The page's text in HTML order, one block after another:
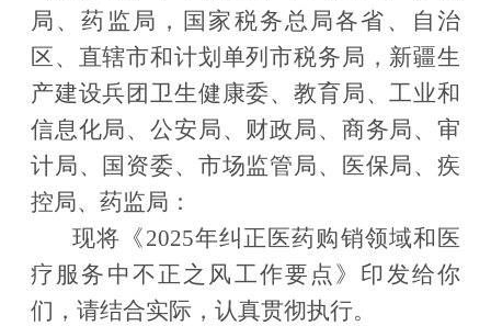
局、药监局，国家税务总局各省、自治
区、直辖市和计划单列市税务局， 新疆生
产建设兵团卫生健康委、教育局、工业和
信息化局、公安局、财政局、商务局、审
计局、国资委、市场监管局、医保局、疾
控局、药监局：
现将《2025年纠正医药购销领域和医
疗服务中不正之风工作要点》印发给你
们，请结合实际，认真贯彻执行。